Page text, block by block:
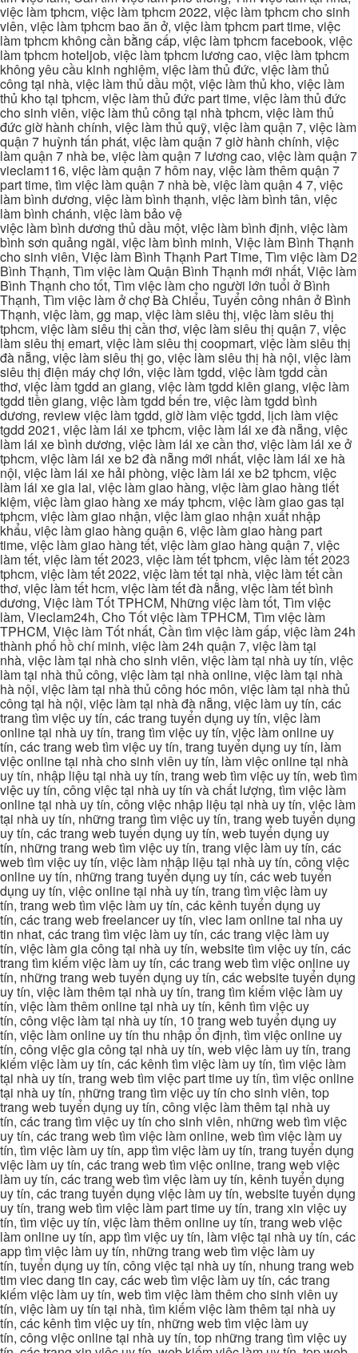
việc làm tphcm, việc làm tphcm 2022, việc làm tphcm cho sinh
viên, việc làm tphcm bao ăn ở, việc làm tphcm part time, việc
làm tphcm không cần bằng cấp, việc làm tphcm facebook, việc
làm tphcm hoteljob, việc làm tphcm lương cao, việc làm tphcm
không yêu cầu kinh nghiệm, việc làm thủ đức, việc làm thủ
công tại nhà, việc làm thủ dầu một, việc làm thủ kho, việc làm
thủ kho tại tphcm, việc làm thủ đức part time, việc làm thủ đức
cho sinh viên, việc làm thủ công tại nhà tphcm, việc làm thủ
đức giờ hành chính, việc làm thủ quỹ, việc làm quận 7, việc làm
quận 7 huỳnh tấn phát, việc làm quận 7 giờ hành chính, việc
làm quận 7 nhà be, việc làm quận 7 lương cao, việc làm quận 7
vieclam116, việc làm quận 7 hôm nay, việc làm thêm quận 7
part time, tìm việc làm quận 7 nhà bè, việc làm quận 4 7, việc
làm bình dương, việc làm bình thạnh, việc làm bình tân, việc
làm bình chánh, việc làm bảo vệ
việc làm bình dương thủ dầu một, việc làm bình định, việc làm
bình sơn quảng ngãi, việc làm bình minh, Việc làm Bình Thạnh
cho sinh viên, Việc làm Bình Thạnh Part Time, Tìm việc làm D2
Bình Thạnh, Tìm việc làm Quận Bình Thạnh mới nhất, Việc làm
Bình Thạnh cho tốt, Tìm việc làm cho người lớn tuổi ở Bình
Thạnh, Tìm việc làm ở chợ Bà Chiểu, Tuyển công nhân ở Bình
Thạnh, việc làm, gg map, việc làm siêu thị, việc làm siêu thị
tphcm, việc làm siêu thị cần thơ, việc làm siêu thị quận 7, việc
làm siêu thị emart, việc làm siêu thị coopmart, việc làm siêu thị
đà nẵng, việc làm siêu thị go, việc làm siêu thị hà nội, việc làm
siêu thị điện máy chợ lớn, việc làm tgdd, việc làm tgdd cần
thơ, việc làm tgdd an giang, việc làm tgdd kiên giang, việc làm
tgdd tiền giang, việc làm tgdd bến tre, việc làm tgdd bình
dương, review việc làm tgdd, giờ làm việc tgdd, lịch làm việc
tgdd 2021, việc làm lái xe tphcm, việc làm lái xe đà nẵng, việc
làm lái xe bình dương, việc làm lái xe cần thơ, việc làm lái xe ở
tphcm, việc làm lái xe b2 đà nẵng mới nhất, việc làm lái xe hà
nội, việc làm lái xe hải phòng, việc làm lái xe b2 tphcm, việc
làm lái xe gia lai, việc làm giao hàng, việc làm giao hàng tiết
kiệm, việc làm giao hàng xe máy tphcm, việc làm giao gas tại
tphcm, việc làm giao nhận, việc làm giao nhận xuất nhập
khẩu, việc làm giao hàng quận 6, việc làm giao hàng part
time, việc làm giao hàng tết, việc làm giao hàng quận 7, việc
làm tết, việc làm tết 2023, việc làm tết tphcm, việc làm tết 2023
tphcm, việc làm tết 2022, việc làm tết tại nhà, việc làm tết cần
thơ, việc làm tết hcm, việc làm tết đà nẵng, việc làm tết bình
dương, Việc làm Tốt TPHCM, Những việc làm tốt, Tìm việc
làm, Vieclam24h, Cho Tốt việc làm TPHCM, Tìm việc làm
TPHCM, Việc làm Tốt nhất, Cần tìm việc làm gấp, việc làm 24h
thành phố hồ chí minh, việc làm 24h quận 7, việc làm tại
nhà, việc làm tại nhà cho sinh viên, việc làm tại nhà uy tín, việc
làm tại nhà thủ công, việc làm tại nhà online, việc làm tại nhà
hà nội, việc làm tại nhà thủ công hóc môn, việc làm tại nhà thủ
công tại hà nội, việc làm tại nhà đà nẵng, việc làm uy tín, các
trang tìm việc uy tín, các trang tuyển dụng uy tín, việc làm
online tại nhà uy tín, trang tìm việc uy tín, việc làm online uy
tín, các trang web tìm việc uy tín, trang tuyển dụng uy tín, làm
việc online tại nhà cho sinh viên uy tín, làm việc online tại nhà
uy tín, nhập liệu tại nhà uy tín, trang web tìm việc uy tín, web tìm
việc uy tín, công việc tại nhà uy tín và chất lượng, tìm việc làm
online tại nhà uy tín, công việc nhập liệu tại nhà uy tín, việc làm
tại nhà uy tín, những trang tìm việc uy tín, trang web tuyển dụng
uy tín, các trang web tuyển dụng uy tín, web tuyển dụng uy
tín, những trang web tìm việc uy tín, trang việc làm uy tín, các
web tìm việc uy tín, việc làm nhập liệu tại nhà uy tín, công việc
online uy tín, những trang tuyển dụng uy tín, các web tuyển
dụng uy tín, việc online tại nhà uy tín, trang tìm việc làm uy
tín, trang web tìm việc làm uy tín, các kênh tuyển dụng uy
tín, các trang web freelancer uy tín, viec lam online tai nha uy
tin nhat, các trang tìm việc làm uy tín, các trang việc làm uy
tín, việc làm gia công tại nhà uy tín, website tìm việc uy tín, các
trang tìm kiếm việc làm uy tín, các trang web tìm việc online uy
tín, những trang web tuyển dụng uy tín, các website tuyển dụng
uy tín, việc làm thêm tại nhà uy tín, trang tìm kiếm việc làm uy
tín, việc làm thêm online tại nhà uy tín, kênh tìm việc uy
tín, công việc làm tại nhà uy tín, 10 trang web tuyển dụng uy
tín, việc làm online uy tín thu nhập ổn định, tìm việc online uy
tín, công việc gia công tại nhà uy tín, web việc làm uy tín, trang
kiếm việc làm uy tín, các kênh tìm việc làm uy tín, tìm việc làm
tại nhà uy tín, trang web tìm việc part time uy tín, tìm việc online
tại nhà uy tín, những trang tìm việc uy tín cho sinh viên, top
trang web tuyển dụng uy tín, công việc làm thêm tại nhà uy
tín, các trang tìm việc uy tín cho sinh viên, những web tìm việc
uy tín, các trang web tìm việc làm online, web tìm việc làm uy
tín, tìm việc làm uy tín, app tìm việc làm uy tín, trang tuyển dụng
việc làm uy tín, các trang web tìm việc online, trang web việc
làm uy tín, các trang web tìm việc làm uy tín, kênh tuyển dụng
uy tín, các trang tuyển dụng việc làm uy tín, website tuyển dụng
uy tín, trang web tìm việc làm part time uy tín, trang xin việc uy
tín, tìm việc uy tín, việc làm thêm online uy tín, trang web việc
làm online uy tín, app tìm việc uy tín, làm việc tại nhà uy tín, các
app tìm việc làm uy tín, những trang web tìm việc làm uy
tín, tuyển dụng uy tín, công việc tại nhà uy tín, nhung trang web
tim viec dang tin cay, các web tìm việc làm uy tín, các trang
kiếm việc làm uy tín, web tìm việc làm thêm cho sinh viên uy
tín, việc làm uy tín tại nhà, tìm kiếm việc làm thêm tại nhà uy
tín, các kênh tìm việc uy tín, những web tìm việc làm uy
tín, công việc online tại nhà uy tín, top những trang tìm việc uy